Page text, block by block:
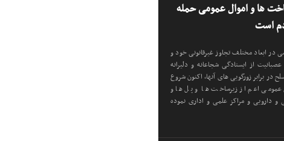
ها و اموال عمومی حمله
است
در ابعاد مختلف تجاوز غیرقانونی خود و
از ایستادگی شجاعانه و دلیرانه
در برابر زورگویی های آنها، اکنون شروع
عمومی اعم از زیرساخت ها و پل ها و
و دارویی و مراکز علمی و اداری نموده